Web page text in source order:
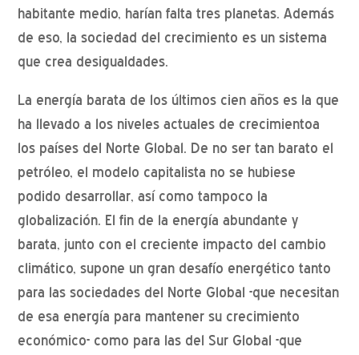
habitante medio, harían falta tres planetas. Además
de eso, la sociedad del crecimiento es un sistema
que crea desigualdades.
La energía barata de los últimos cien años es la que
ha llevado a los niveles actuales de crecimientoa
los países del Norte Global. De no ser tan barato el
petróleo, el modelo capitalista no se hubiese
podido desarrollar, así como tampoco la
globalización. El fin de la energía abundante y
barata, junto con el creciente impacto del cambio
climático, supone un gran desafío energético tanto
para las sociedades del Norte Global -que necesitan
de esa energía para mantener su crecimiento
económico- como para las del Sur Global -que